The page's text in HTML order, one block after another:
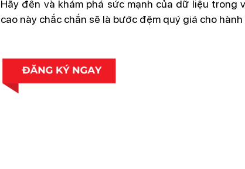
Hãy đến và khám phá sức mạnh của dữ liệu
cao này chắc chắn sẽ là bước đệm quý giá cho